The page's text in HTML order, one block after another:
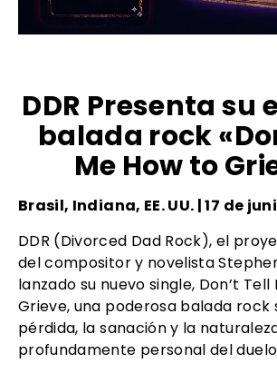
DDR Presenta su
balada rock
Me How to
Brasil, Indiana, EE. UU. | 17 de
DDR (Divorced Dad Rock), el
del compositor y novelista
lanzado su nuevo single, Don’t Tell
Grieve, una poderosa balada rock
pérdida, la sanación y la
profundamente personal del